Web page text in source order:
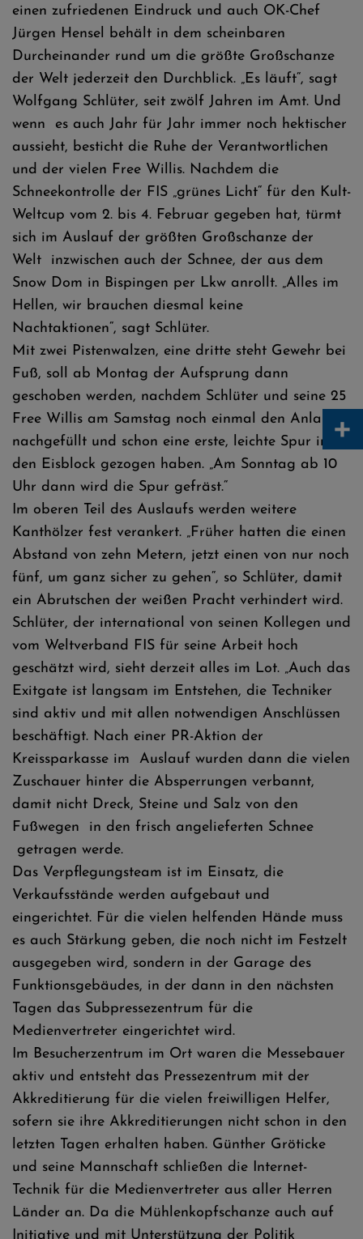
einen zufriedenen Eindruck und auch OK-Chef
Jürgen Hensel behält in dem scheinbaren
Durcheinander rund um die größte Großschanze
der Welt jederzeit den Durchblick. „Es läuft“, sagt
Wolfgang Schlüter, seit zwölf Jahren im Amt. Und
wenn es auch Jahr für Jahr immer noch hektischer
aussieht, besticht die Ruhe der Verantwortlichen
und der vielen Free Willis. Nachdem die
Schneekontrolle der FIS „grünes Licht“ für den Kult-
Weltcup vom 2. bis 4. Februar gegeben hat, türmt
sich im Auslauf der größten Großschanze der
Welt inzwischen auch der Schnee, der aus dem
Snow Dom in Bispingen per Lkw anrollt. „Alles im
Hellen, wir brauchen diesmal keine
Nachtaktionen“, sagt Schlüter.
Mit zwei Pistenwalzen, eine dritte steht Gewehr bei
Fuß, soll ab Montag der Aufsprung dann
geschoben werden, nachdem Schlüter und seine 25
Free Willis am Samstag noch einmal den Anlauf
nachgefüllt und schon eine erste, leichte Spur in
den Eisblock gezogen haben. „Am Sonntag ab 10
Uhr dann wird die Spur gefräst.“
Im oberen Teil des Auslaufs werden weitere
Kanthölzer fest verankert. „Früher hatten die einen
Abstand von zehn Metern, jetzt einen von nur noch
fünf, um ganz sicher zu gehen“, so Schlüter, damit
ein Abrutschen der weißen Pracht verhindert wird.
Schlüter, der international von seinen Kollegen und
vom Weltverband FIS für seine Arbeit hoch
geschätzt wird, sieht derzeit alles im Lot. „Auch das
Exitgate ist langsam im Entstehen, die Techniker
sind aktiv und mit allen notwendigen Anschlüssen
beschäftigt. Nach einer PR-Aktion der
Kreissparkasse im Auslauf wurden dann die vielen
Zuschauer hinter die Absperrungen verbannt,
damit nicht Dreck, Steine und Salz von den
Fußwegen in den frisch angelieferten Schnee
getragen werde.
Das Verpflegungsteam ist im Einsatz, die
Verkaufsstände werden aufgebaut und
eingerichtet. Für die vielen helfenden Hände muss
es auch Stärkung geben, die noch nicht im Festzelt
ausgegeben wird, sondern in der Garage des
Funktionsgebäudes, in der dann in den nächsten
Tagen das Subpressezentrum für die
Medienvertreter eingerichtet wird.
Im Besucherzentrum im Ort waren die Messebauer
aktiv und entsteht das Pressezentrum mit der
Akkreditierung für die vielen freiwilligen Helfer,
sofern sie ihre Akkreditierungen nicht schon in den
letzten Tagen erhalten haben. Günther Gröticke
und seine Mannschaft schließen die Internet-
Technik für die Medienvertreter aus aller Herren
Länder an. Da die Mühlenkopfschanze auch auf
Initiative und mit Unterstützung der Politik
+